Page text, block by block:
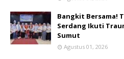
Bangkit Bersama!
Serdang Ikuti
Sumut
Agustus 01, 2026